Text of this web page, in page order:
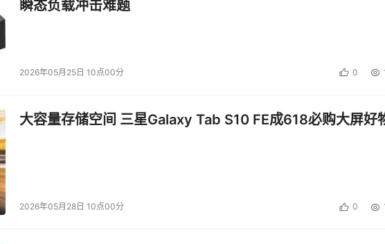
、微博技术委员会主席王巍介绍，火山引擎机器学习平台搭载涵盖自研推
使得在投入相同物理资源的情况下，微博能够拿到对比社区2倍甚至3倍以上
时，火山引擎为微博提供上亿TPM的资源保障，使微博得以将云上公共API与
微博弹性热点流量高、跨云灾备困难等技术难题。
第一，占比高达46.4%。
调用等模型能力提升，是构建Agent的关键要素。同时，由于Agent每次执行
本也要降下来，才能推动Agent的规模化应用。
瞬态负载冲击难题
2026年05月25日 10点00分 0
大容量存储空间 三星Galaxy Tab S10 FE成618必购大屏好
2026年05月28日 10点00分 0